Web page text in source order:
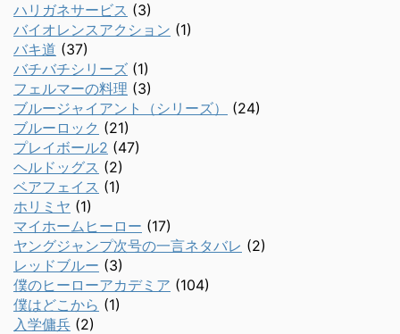
ハリガネサービス (3)
バイオレンスアクション (1)
バキ道 (37)
バチバチシリーズ (1)
フェルマーの料理 (3)
ブルージャイアント（シリーズ）
(24)
ブルーロック (21)
プレイボール2 (47)
ヘルドッグス (2)
ベアフェイス (1)
ホリミヤ (1)
マイホームヒーロー (17)
ヤングジャンプ次号の一言ネタバレ (2)
レッドブルー (3)
僕のヒーローアカデミア (104)
僕はどこから (1)
入学傭兵 (2)